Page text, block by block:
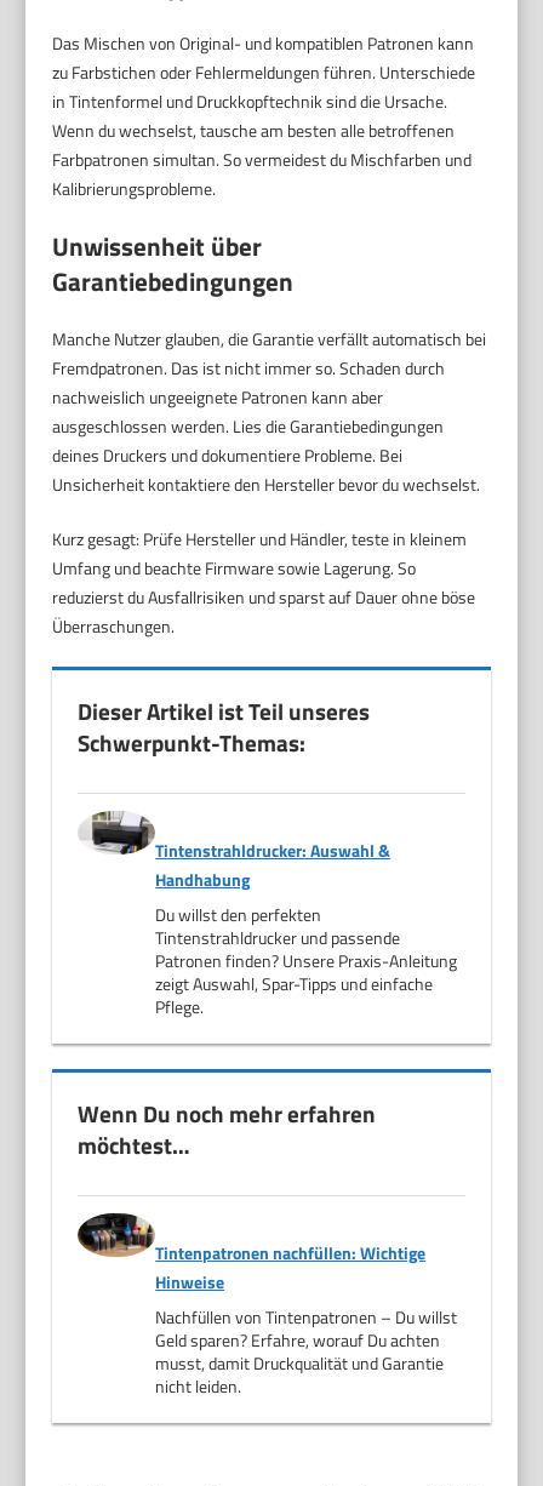
Das Mischen von Original- und kompatiblen Patronen kann
zu Farbstichen oder Fehlermeldungen führen. Unterschiede
in Tintenformel und Druckkopftechnik sind die Ursache.
Wenn du wechselst, tausche am besten alle betroffenen
Farbpatronen simultan. So vermeidest du Mischfarben und
Kalibrierungsprobleme.
Unwissenheit über
Garantiebedingungen
Manche Nutzer glauben, die Garantie verfällt automatisch bei
Fremdpatronen. Das ist nicht immer so. Schaden durch
nachweislich ungeeignete Patronen kann aber
ausgeschlossen werden. Lies die Garantiebedingungen
deines Druckers und dokumentiere Probleme. Bei
Unsicherheit kontaktiere den Hersteller bevor du wechselst.
Kurz gesagt: Prüfe Hersteller und Händler, teste in kleinem
Umfang und beachte Firmware sowie Lagerung. So
reduzierst du Ausfallrisiken und sparst auf Dauer ohne böse
Überraschungen.
Dieser Artikel ist Teil unseres
Schwerpunkt-Themas:
Tintenstrahldrucker: Auswahl &
Handhabung
Du willst den perfekten
Tintenstrahldrucker und passende
Patronen finden? Unsere Praxis-Anleitung
zeigt Auswahl, Spar-Tipps und einfache
Pflege.
Wenn Du noch mehr erfahren
möchtest…
Tintenpatronen nachfüllen: Wichtige
Hinweise
Nachfüllen von Tintenpatronen – Du willst
Geld sparen? Erfahre, worauf Du achten
musst, damit Druckqualität und Garantie
nicht leiden.